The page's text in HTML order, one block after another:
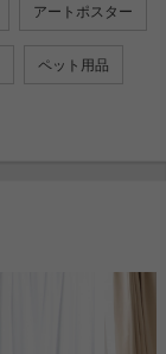
アートポスター
ペット用品